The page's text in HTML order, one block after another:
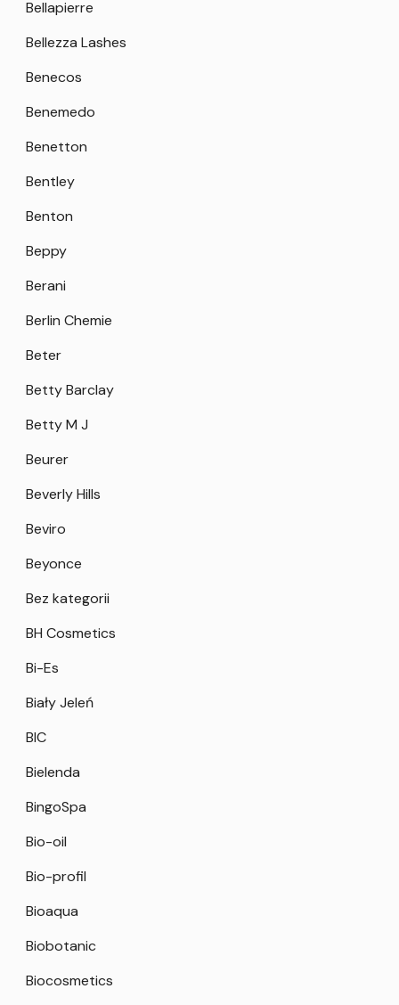
Bellapierre
Bellezza Lashes
Benecos
Benemedo
Benetton
Bentley
Benton
Beppy
Berani
Berlin Chemie
Beter
Betty Barclay
Betty M J
Beurer
Beverly Hills
Beviro
Beyonce
Bez kategorii
BH Cosmetics
Bi-Es
Biały Jeleń
BIC
Bielenda
BingoSpa
Bio-oil
Bio-profil
Bioaqua
Biobotanic
Biocosmetics